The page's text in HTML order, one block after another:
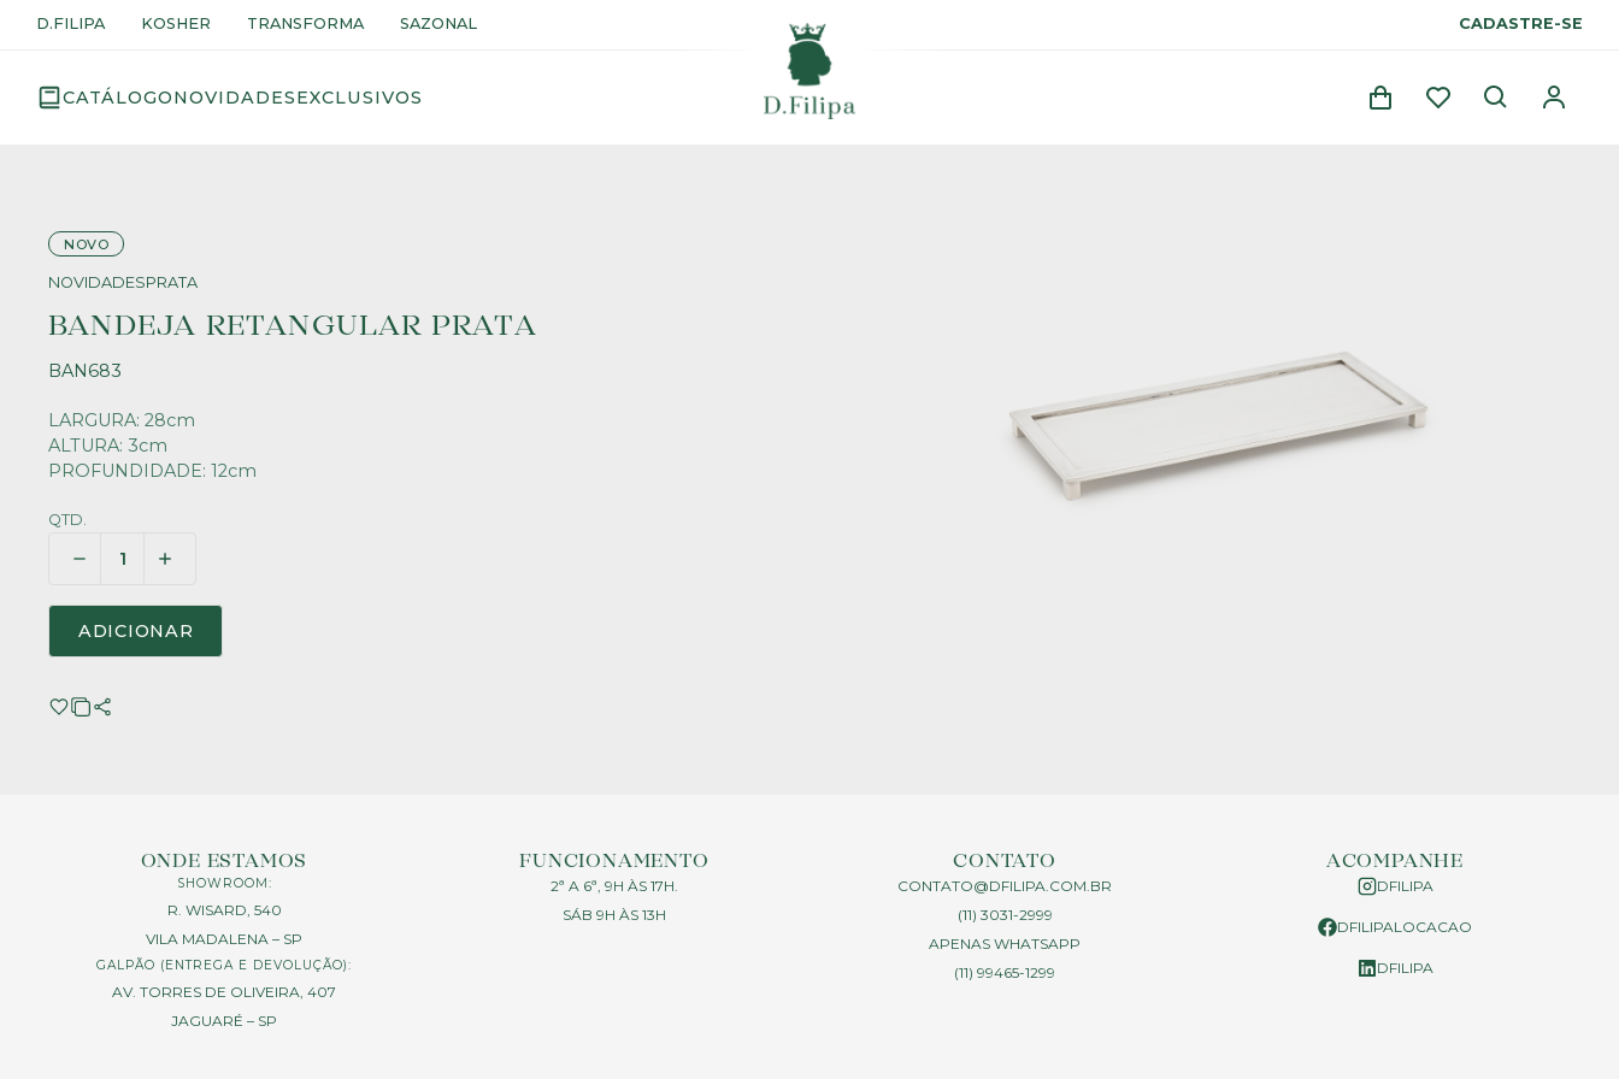
D.FILIPA KOSHER TRANSFORMA SAZONAL CADASTRE-SE
CATÁLOGONOVIDADESEXCLUSIVOS
NOVO
NOVIDADESPRATA
BANDEJA RETANGULAR PRATA
BAN683
LARGURA: 28cm
ALTURA: 3cm
PROFUNDIDADE: 12cm
QTD.
ADICIONAR
ONDE ESTAMOS
SHOWROOM:
R. WISARD, 540
VILA MADALENA – SP
GALPÃO (ENTREGA E DEVOLUÇÃO):
AV. TORRES DE OLIVEIRA, 407
JAGUARÉ – SP
FUNCIONAMENTO
2ª A 6ª, 9H ÀS 17H.
SÁB 9H ÀS 13H
CONTATO
CONTATO@DFILIPA.COM.BR
(11) 3031-2999
APENAS WHATSAPP
(11) 99465-1299
ACOMPANHE
DFILIPA
DFILIPALOCACAO
DFILIPA